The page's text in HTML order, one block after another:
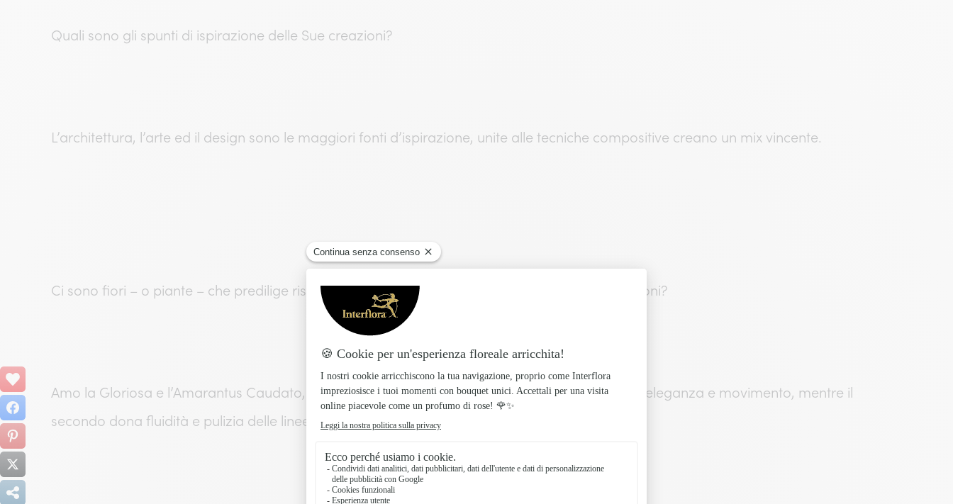
Quali sono gli spunti di ispirazione delle Sue creazioni?
L’architettura, l’arte ed il design sono le maggiori fonti d’ispirazione, unite alle tecniche compositive creano un mix vincente.
Ci sono fiori – o piante – che predilige rispetto ad altri per la realizzazione delle Sue composizioni?
Amo la Gloriosa e l’Amarantus Caudato, la prima è per me il fiore che rappresenta in assoluto eleganza e movimento, mentre il
secondo dona fluidità e pulizia delle linee.